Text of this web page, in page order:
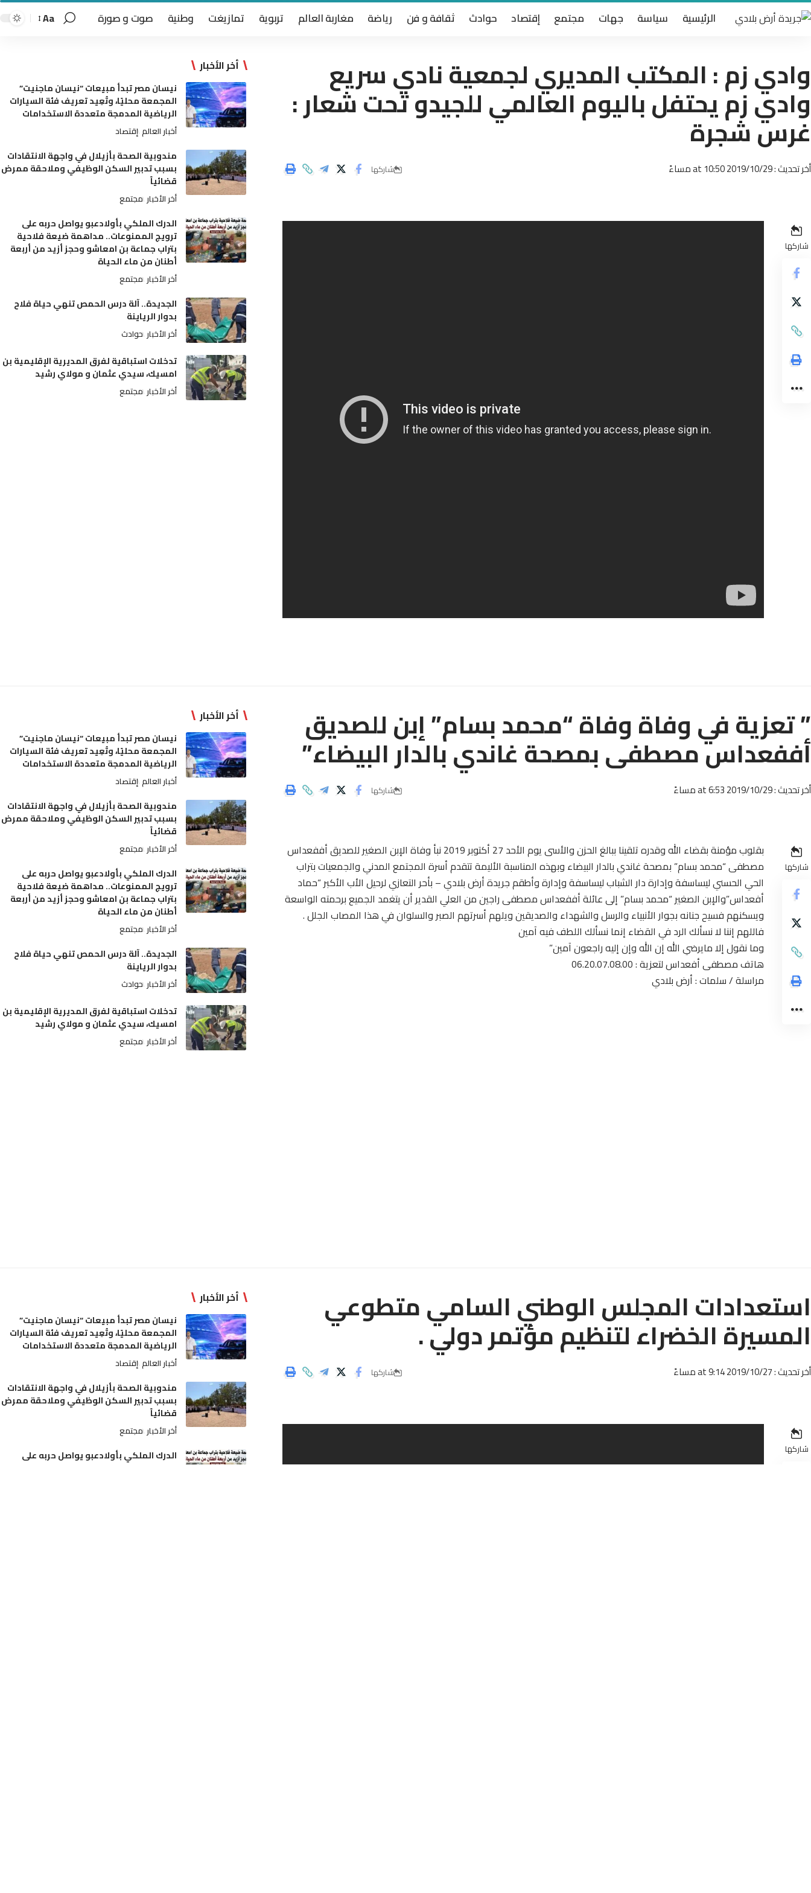
الرئيسية سياسة جهات مجتمع إقتصاد حوادث ثقافة و فن رياضة مغاربة العالم تربوية تمازيغت وطنية صوت و صورة Aa
وادي زم : المكتب المديري لجمعية نادي سريع
وادي زم يحتفل باليوم العالمي للجيدو تحت شعار :
غرس شجرة
أخر تحديث : 2019/10/29 at 10:50 مساءً شاركها
شاركها
أخر الأخبار
نيسان مصر تبدأ مبيعات “نيسان ماجنيت”
المجمعة محليًا، وتُعِيد تعريف فئة السيارات
الرياضية المدمجة متعددة الاستخدامات
أخبار العالم إقتصاد
مندوبية الصحة بأزيلال في واجهة الانتقادات
بسبب تدبير السكن الوظيفي وملاحقة ممرض
قضائياً
أخر الأخبار مجتمع
الدرك الملكي بأولادعبو يواصل حربه على
ترويج الممنوعات.. مداهمة ضيعة فلاحية
بتراب جماعة بن امعاشو وحجز أزيد من أربعة
أطنان من ماء الحياة
أخر الأخبار مجتمع
الجديدة.. آلة درس الحمص تنهي حياة فلاح
بدوار الرياينة
أخر الأخبار حوادث
تدخلات استباقية لفرق المديرية الإقليمية بن
امسيك، سيدي عثمان و مولاي رشيد
أخر الأخبار مجتمع
” تعزية في وفاة وفاة “محمد بسام” إبن للصديق
أففعداس مصطفى بمصحة غاندي بالدار البيضاء”
أخر تحديث : 2019/10/29 at 6:53 مساءً شاركها
شاركها
بقلوب مؤمنة بقضاء الله وقدره تلقينا ببالغ الحزن والأسى يوم الأحد 27 أكتوبر 2019 نبأ وفاة الإبن الصغير للصديق أففعداس
مصطفى “محمد بسام” بمصحة غاندي بالدار البيضاء وبهذه المناسبة الأليمة تتقدم أسرة المجتمع المدني والجمعيات بتراب
الحي الحسني ليساسفة وإدارة دار الشباب ليساسفة وإدارة وأطقم جريدة أرض بلادي – بأحر التعازي لرحيل الأب الأكبر “حماد
أفعداس”والإبن الصغير “محمد بسام” إلى عائلة أففعداس مصطفى راجين من العلي القدير أن يتغمد الجميع برحمته الواسعة
ويسكنهم فسيح جنانه بجوار الأنبياء والرسل والشهداء والصديقين ويلهم أسرتهم الصبر والسلوان في هذا المصاب الجلل .
فاللهم إننا لا نسألك الرد في القضاء إنما نسألك اللطف فيه آمين
وما نقول إلا مايرضي الله إن الله وإن إليه راجعون آمين”
هاتف مصطفى أفعداس لتعزية : 06.20.07.08.00
مراسلة / سلمات : أرض بلادي
أخر الأخبار
نيسان مصر تبدأ مبيعات “نيسان ماجنيت”
المجمعة محليًا، وتُعِيد تعريف فئة السيارات
الرياضية المدمجة متعددة الاستخدامات
أخبار العالم إقتصاد
مندوبية الصحة بأزيلال في واجهة الانتقادات
بسبب تدبير السكن الوظيفي وملاحقة ممرض
قضائياً
أخر الأخبار مجتمع
الدرك الملكي بأولادعبو يواصل حربه على
ترويج الممنوعات.. مداهمة ضيعة فلاحية
بتراب جماعة بن امعاشو وحجز أزيد من أربعة
أطنان من ماء الحياة
أخر الأخبار مجتمع
الجديدة.. آلة درس الحمص تنهي حياة فلاح
بدوار الرياينة
أخر الأخبار حوادث
تدخلات استباقية لفرق المديرية الإقليمية بن
امسيك، سيدي عثمان و مولاي رشيد
أخر الأخبار مجتمع
استعدادات المجلس الوطني السامي متطوعي
المسيرة الخضراء لتنظيم مؤتمر دولي .
أخر تحديث : 2019/10/27 at 9:14 مساءً شاركها
شاركها
أخر الأخبار
نيسان مصر تبدأ مبيعات “نيسان ماجنيت”
المجمعة محليًا، وتُعِيد تعريف فئة السيارات
الرياضية المدمجة متعددة الاستخدامات
أخبار العالم إقتصاد
مندوبية الصحة بأزيلال في واجهة الانتقادات
بسبب تدبير السكن الوظيفي وملاحقة ممرض
قضائياً
أخر الأخبار مجتمع
الدرك الملكي بأولادعبو يواصل حربه على
ترويج الممنوعات.. مداهمة ضيعة فلاحية